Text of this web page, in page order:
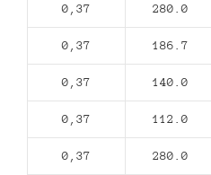
0,37 280.0
0,37 186.7
0,37 140.0
0,37 112.0
0,37 280.0